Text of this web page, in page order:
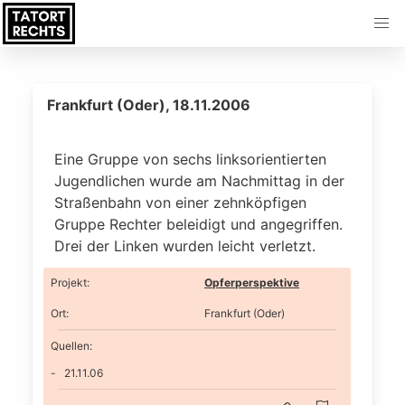
Frankfurt (Oder), 18.11.2006
Eine Gruppe von sechs linksorientierten
Jugendlichen wurde am Nachmittag in der
Straßenbahn von einer zehnköpfigen
Gruppe Rechter beleidigt und angegriffen.
Drei der Linken wurden leicht verletzt.
Projekt: Opferperspektive
Ort: Frankfurt (Oder)
Quellen:
21.11.06